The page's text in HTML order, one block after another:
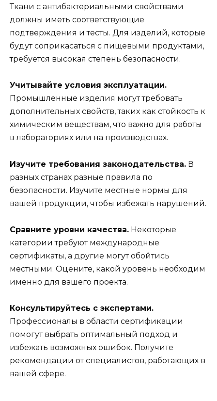
Ткани с антибактериальными свойствами
должны иметь соответствующие
подтверждения и тесты. Для изделий, которые
будут соприкасаться с пищевыми продуктами,
требуется высокая степень безопасности.
Учитывайте условия эксплуатации.
Промышленные изделия могут требовать
дополнительных свойств, таких как стойкость к
химическим веществам, что важно для работы
в лабораториях или на производствах.
Изучите требования законодательства. В
разных странах разные правила по
безопасности. Изучите местные нормы для
вашей продукции, чтобы избежать нарушений.
Сравните уровни качества. Некоторые
категории требуют международные
сертификаты, а другие могут обойтись
местными. Оцените, какой уровень необходим
именно для вашего проекта.
Консультируйтесь с экспертами.
Профессионалы в области сертификации
помогут выбрать оптимальный подход и
избежать возможных ошибок. Получите
рекомендации от специалистов, работающих в
вашей сфере.